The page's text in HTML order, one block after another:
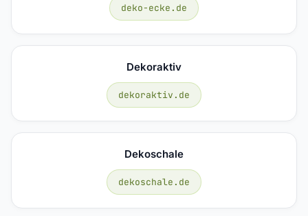
deko-ecke.de
Dekoraktiv
dekoraktiv.de
Dekoschale
dekoschale.de